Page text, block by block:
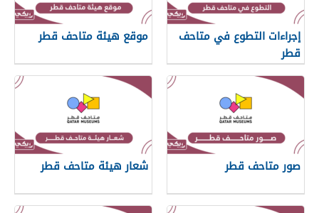
إجراءات التطوع في متاحف
قطر
موقع هيئة متاحف قطر
صور متاحف قطر شعار هيئة متاحف قطر